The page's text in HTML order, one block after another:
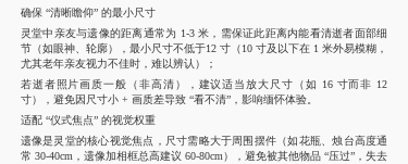
确保 “清晰瞻仰” 的最小尺寸
灵堂中亲友与遗像的距离通常为 1-3 米，需保证此距离内能看清逝者面部细
节（如眼神、轮廓），最小尺寸不低于12 寸 （10 寸及以下在 1 米外易模糊，
尤其老年亲友视力不佳时，难以辨认）；
若逝者照片画质一般（非高清），建议适当放大尺寸（如 16 寸而非 12
寸），避免因尺寸小 + 画质差导致 “看不清”，影响缅怀体验。
适配 “仪式焦点” 的视觉权重
遗像是灵堂的核心视觉焦点，尺寸需略大于周围摆件（如花瓶、烛台高度通
常 30-40cm，遗像加相框总高建议 60-80cm），避免被其他物品 “压过”，失去